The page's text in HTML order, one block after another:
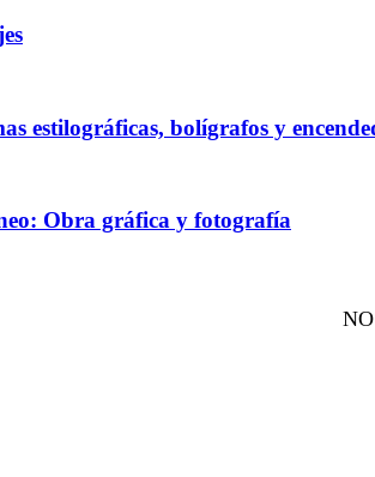
estilográficas, bolígrafos y
Obra gráfica y fotografía